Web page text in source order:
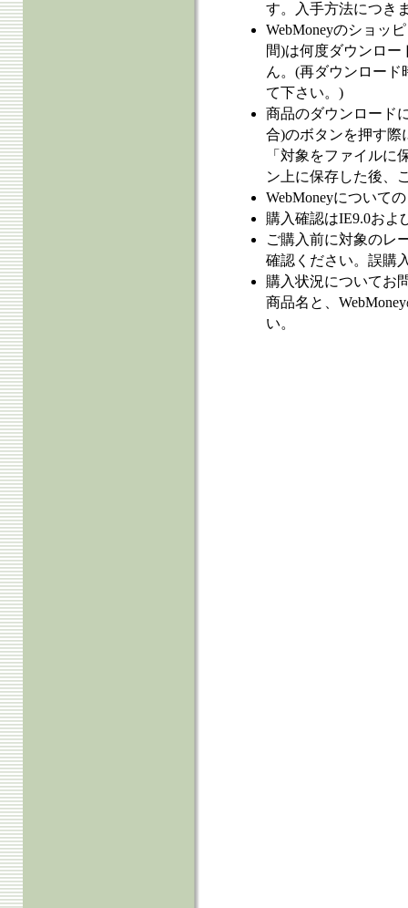
す。入手方法につき
WebMoneyのショッ
間)は何度ダウンロ
ん。(再ダウンロー
て下さい。)
商品のダウンロード
合)のボタンを押す際
「対象をファイルに
ン上に保存した後、
WebMoneyについて
購入確認はIE9.0およ
ご購入前に対象のレ
確認ください。誤購
購入状況についてお
商品名と、
い。